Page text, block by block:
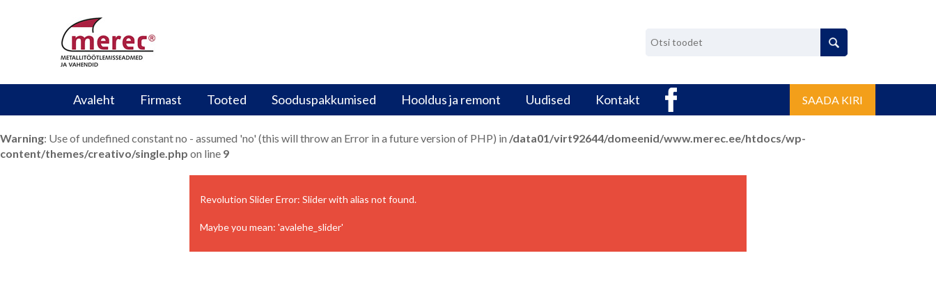
Avaleht Firmast Tooted Sooduspakkumised Hooldus ja remont Uudised Kontakt SAADA KIRI
Warning: Use of undefined constant no - assumed 'no' (this will throw an Error in a future version of PHP) in /data01/virt92644/domeenid/www.merec.ee/htdocs/wp-
content/themes/creativo/single.php on line 9
Revolution Slider Error: Slider with alias not found.
Maybe you mean: 'avalehe_slider'